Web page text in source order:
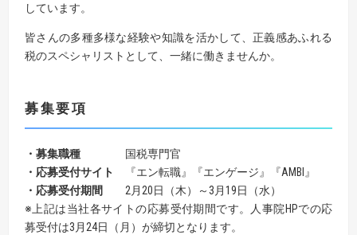
しています。
皆さんの多種多様な経験や知識を活かして、正義感あふれる
税のスペシャリストとして、一緒に働きませんか。
募集要項
・募集職種 国税専門官
・応募受付サイト
『エン転職』『エンゲージ』『AMBI』
・応募受付期間
2月20日（木）～3月19日（水）
※上記は当社各サイトの応募受付期間です。人事院HPでの応
募受付は3月24日（月）が締切となります。